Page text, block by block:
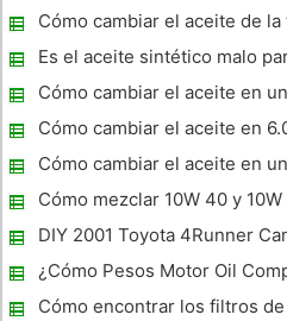
refrigerados . Características
un ac
Cómo cambiar el aceite de
un John Deere
Es el aceite sintético malo
Cómo cambiar el aceite en
Cómo cambiar el aceite en
Cómo cambiar el aceite en
Civic
Cómo mezclar 10W 40 y
DIY 2001 Toyota 4Runner
¿Cómo Pesos Motor Oil
viscosidad?
Cómo encontrar los filtros